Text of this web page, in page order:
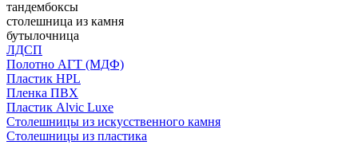
тандембоксы
столешница из камня
бутылочница
ЛДСП
Полотно АГТ (МДФ)
Пластик HPL
Пленка ПВХ
Пластик Alvic Luxe
Столешницы из искусственного камня
Столешницы из пластика